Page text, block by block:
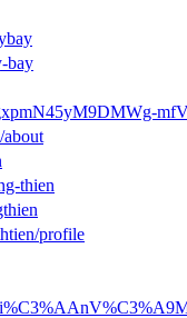
bay
thien
profile